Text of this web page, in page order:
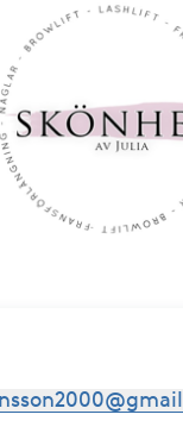
Megavolym
Volym